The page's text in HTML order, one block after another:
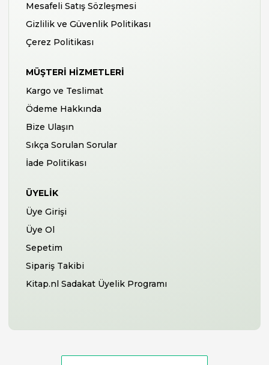
Mesafeli Satış Sözleşmesi
Gizlilik ve Güvenlik Politikası
Çerez Politikası
MÜŞTERI HIZMETLERI
Kargo ve Teslimat
Ödeme Hakkında
Bize Ulaşın
Sıkça Sorulan Sorular
İade Politikası
ÜYELIK
Üye Girişi
Üye Ol
Sepetim
Sipariş Takibi
Kitap.nl Sadakat Üyelik Programı